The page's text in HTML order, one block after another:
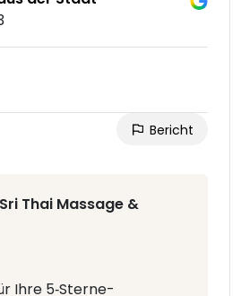
Bericht
Thai Massage &
Ihre 5‑Sterne-